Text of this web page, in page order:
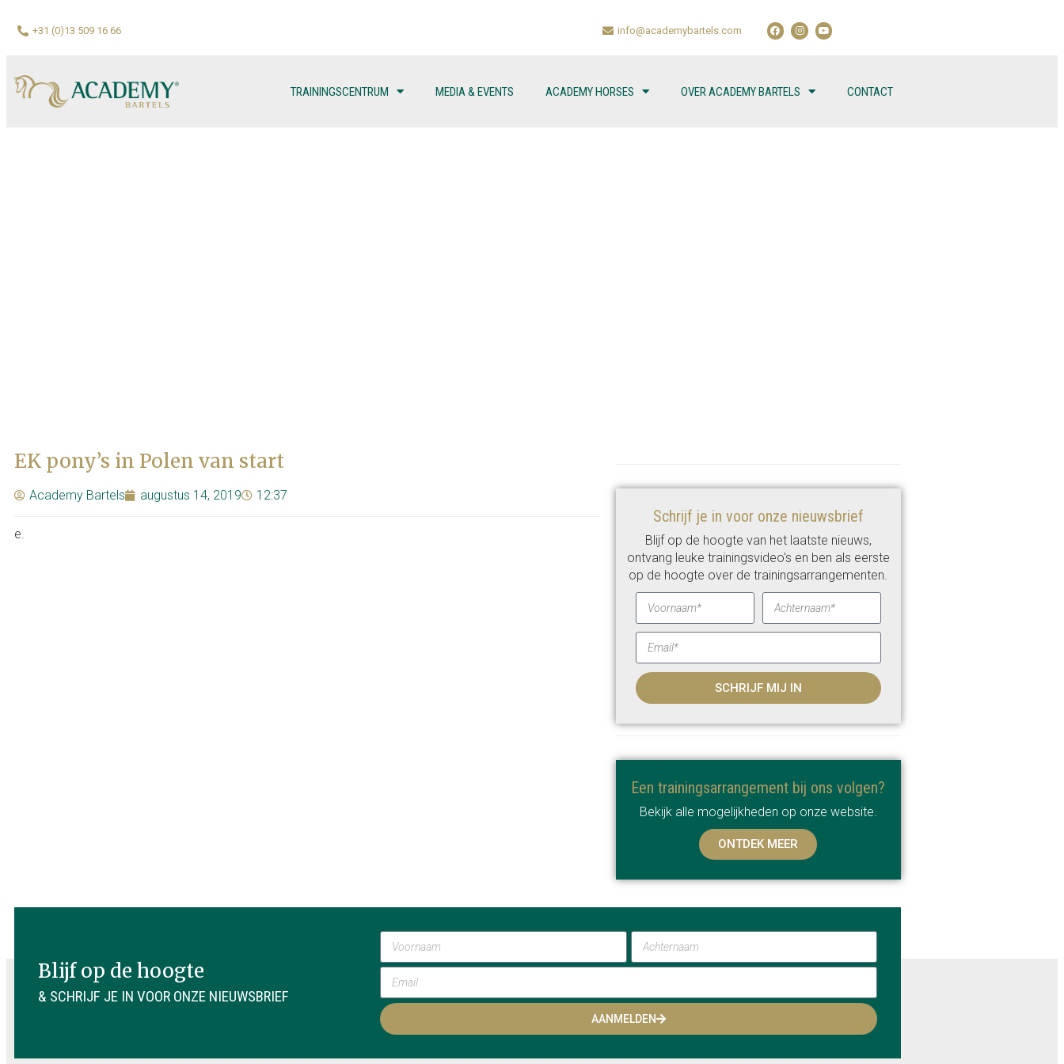
+31 (0)13 509 16 66 info@academybartels.com
TRAININGSCENTRUM MEDIA & EVENTS ACADEMY HORSES OVER ACADEMY BARTELS CONTACT
EK pony’s in Polen van start
Academy Bartels augustus 14, 2019 12:37
e.
Schrijf je in voor onze nieuwsbrief
Blijf op de hoogte van het laatste nieuws,
ontvang leuke trainingsvideo's en ben als eerste
op de hoogte over de trainingsarrangementen.
SCHRIJF MIJ IN
Een trainingsarrangement bij ons volgen?
Bekijk alle mogelijkheden op onze website.
ONTDEK MEER
Blijf op de hoogte
& SCHRIJF JE IN VOOR ONZE NIEUWSBRIEF
AANMELDEN